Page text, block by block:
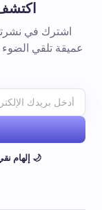
اشترك في
عميقة تلقي
🌙 إلهام